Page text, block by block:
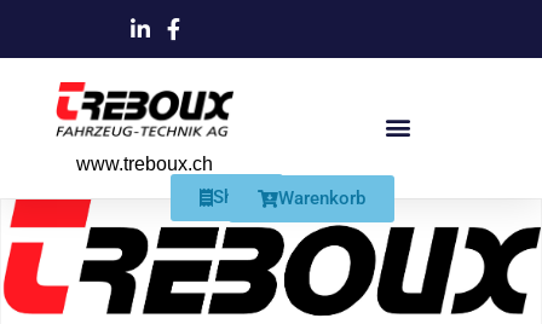
www.treboux.ch
Shop Warenkorb